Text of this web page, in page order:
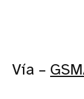
Vía –